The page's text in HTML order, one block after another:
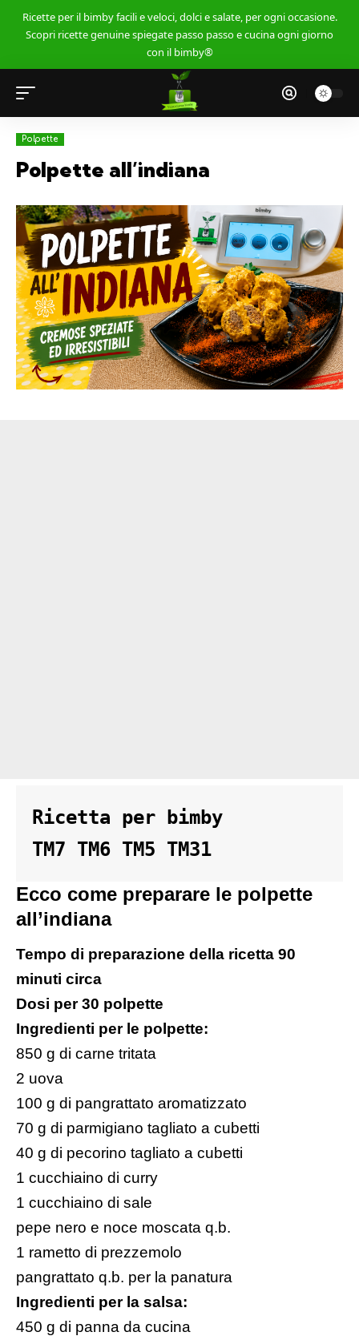
Ricette per il bimby facili e veloci, dolci e salate, per ogni occasione.
Scopri ricette genuine spiegate passo passo e cucina ogni giorno
con il bimby®
Polpette
Polpette all’indiana
Ricetta per bimby
TM7 TM6 TM5 TM31
Ecco come preparare le polpette
all’indiana
Tempo di preparazione della ricetta 90
minuti circa
Dosi per 30 polpette
Ingredienti per le polpette:
850 g di carne tritata
2 uova
100 g di pangrattato aromatizzato
70 g di parmigiano tagliato a cubetti
40 g di pecorino tagliato a cubetti
1 cucchiaino di curry
1 cucchiaino di sale
pepe nero e noce moscata q.b.
1 rametto di prezzemolo
pangrattato q.b. per la panatura
Ingredienti per la salsa:
450 g di panna da cucina